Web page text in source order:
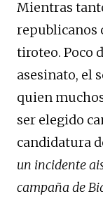
Mientras
republicanos
tiroteo. Poco
asesinato, el
quien
ser elegido
candidatura
un incidente
campaña de